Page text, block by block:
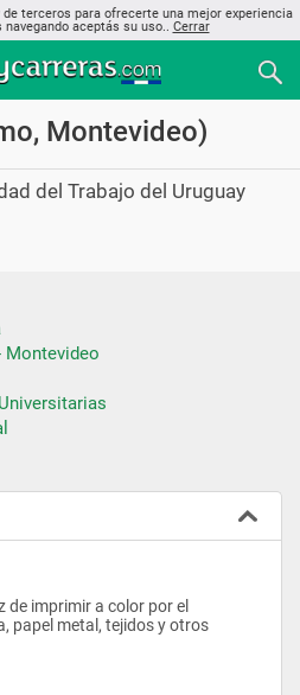
terceros para ofrecerte una mejor experiencia
aceptás su uso.. Cerrar
Montevideo)
del Trabajo del Uruguay
Montevideo
de imprimir a color por el
papel metal, tejidos y otros